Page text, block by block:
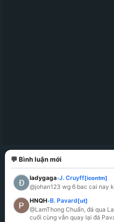
💬 Bình luận mới
ladygaga»J. Cruyff[icontm]
@johan123 wg 6 bac cai nay
HNQH»B. Pavard[ut]
@LamThong Chuẩn, đá qua
cuối cùng vẫn quay lại đá